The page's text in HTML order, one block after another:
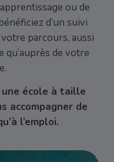
ou de
d’un suivi
parcours, aussi
qu’auprès de votre
une école à taille
accompagner de
l’emploi.